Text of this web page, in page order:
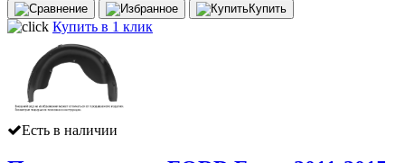
Купить
Купить в 1 клик
Есть в наличии